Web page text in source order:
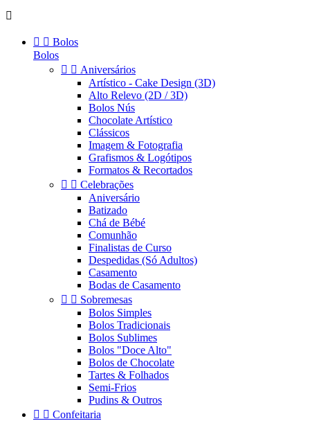

  Bolos
Bolos
  Aniversários
Artístico - Cake Design (3D)
Alto Relevo (2D / 3D)
Bolos Nús
Chocolate Artístico
Clássicos
Imagem & Fotografia
Grafismos & Logótipos
Formatos & Recortados
  Celebrações
Aniversário
Batizado
Chá de Bébé
Comunhão
Finalistas de Curso
Despedidas (Só Adultos)
Casamento
Bodas de Casamento
  Sobremesas
Bolos Simples
Bolos Tradicionais
Bolos Sublimes
Bolos "Doce Alto"
Bolos de Chocolate
Tartes & Folhados
Semi-Frios
Pudins & Outros
  Confeitaria